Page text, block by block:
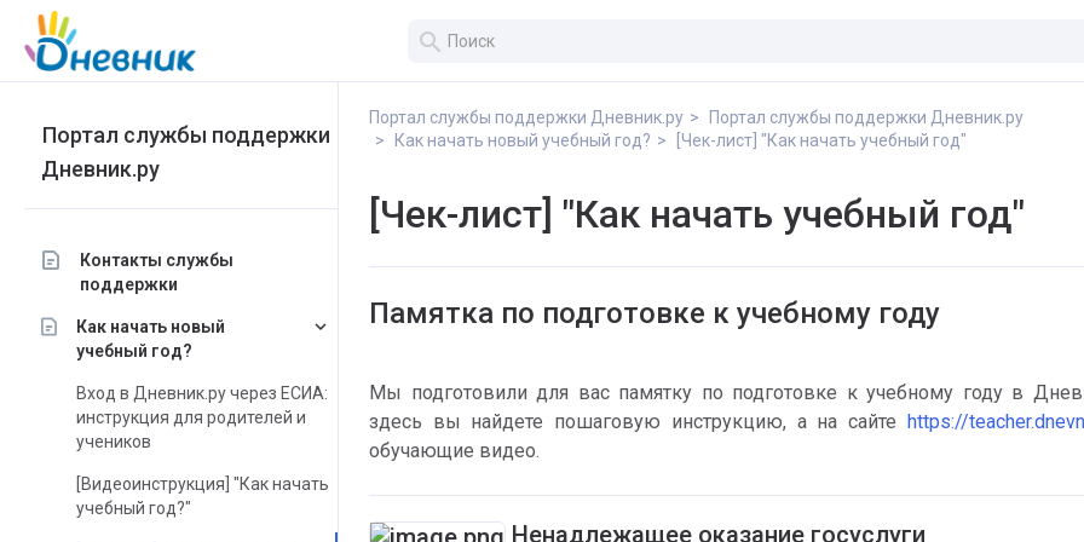
search
Портал службы поддержки
Дневник.ру
Контакты службы
поддержки
Как начать новый
учебный год?
keyboard_arrow_down
Вход в Дневник.ру через ЕСИА:
инструкция для родителей и
учеников
[Видеоинструкция] "Как начать
учебный год?"
Портал службы поддержки Дневник.ру
Портал службы поддержки Дневник.ру
Как начать новый учебный год?
[Чек-лист] "Как начать учебный год"
[Чек-лист] "Как начать учебный год"
Памятка по подготовке к учебному году
Мы подготовили для вас памятку по подготовке к учебному году в
здесь вы найдете пошаговую инструкцию, а на сайте https://
обучающие видео.
Ненадлежащее оказание госуслуги